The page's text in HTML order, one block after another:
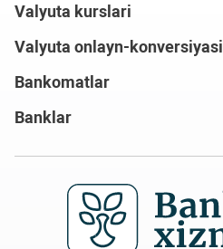
Valyuta kurslari
Valyuta onlayn-konversiyasi
Bankomatlar
Banklar